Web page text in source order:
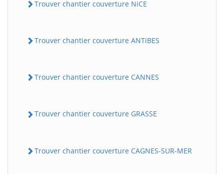
Trouver chantier couverture NiCE
Trouver chantier couverture ANTiBES
Trouver chantier couverture CANNES
Trouver chantier couverture GRASSE
Trouver chantier couverture CAGNES-SUR-MER